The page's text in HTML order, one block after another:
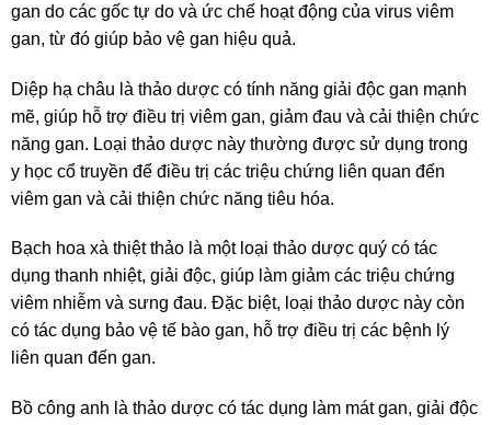
gan do các gốc tự do và ức chế hoạt động của virus viêm
gan, từ đó giúp bảo vệ gan hiệu quả.
Diệp hạ châu là thảo dược có tính năng giải độc gan mạnh
mẽ, giúp hỗ trợ điều trị viêm gan, giảm đau và cải thiện chức
năng gan. Loại thảo dược này thường được sử dụng trong
y học cổ truyền để điều trị các triệu chứng liên quan đến
viêm gan và cải thiện chức năng tiêu hóa.
Bạch hoa xà thiệt thảo là một loại thảo dược quý có tác
dụng thanh nhiệt, giải độc, giúp làm giảm các triệu chứng
viêm nhiễm và sưng đau. Đặc biệt, loại thảo dược này còn
có tác dụng bảo vệ tế bào gan, hỗ trợ điều trị các bệnh lý
liên quan đến gan.
Bồ công anh là thảo dược có tác dụng làm mát gan, giải độc